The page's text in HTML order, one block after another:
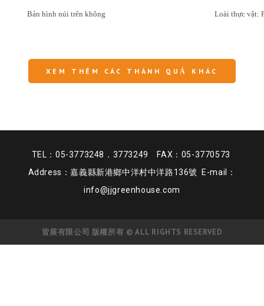
Bản hình núi trên không Loài thực vật:
XEM THÊM CÁC THÀNH QUẢ KHÁC
TEL：05-3773248．3773249 FAX：05-3770573
Address：嘉義縣新港鄉中洋村中洋路136號 E-mail：
info@jjgreenhouse.com
皆展有限公司 版權所有 © ALL RIGHTS RESERVED